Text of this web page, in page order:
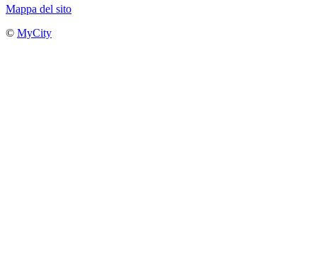
Mappa del sito
© MyCity